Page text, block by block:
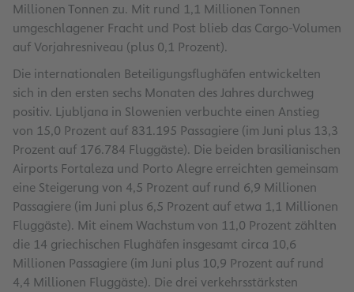
Millionen Tonnen zu. Mit rund 1,1 Millionen Tonnen
umgeschlagener Fracht und Post blieb das Cargo-Volumen
auf Vorjahresniveau (plus 0,1 Prozent).
Die internationalen Beteiligungsflughäfen entwickelten
sich in den ersten sechs Monaten des Jahres durchweg
positiv. Ljubljana in Slowenien verbuchte einen Anstieg
von 15,0 Prozent auf 831.195 Passagiere (im Juni plus 13,3
Prozent auf 176.784 Fluggäste). Die beiden brasilianischen
Airports Fortaleza und Porto Alegre erreichten gemeinsam
eine Steigerung von 4,5 Prozent auf rund 6,9 Millionen
Passagiere (im Juni plus 6,5 Prozent auf etwa 1,1 Millionen
Fluggäste). Mit einem Wachstum von 11,0 Prozent zählten
die 14 griechischen Flughäfen insgesamt circa 10,6
Millionen Passagiere (im Juni plus 10,9 Prozent auf rund
4,4 Millionen Fluggäste). Die drei verkehrsstärksten